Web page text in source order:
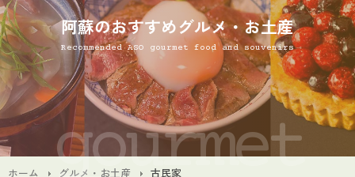
阿蘇のおすすめグルメ・お土産
Recommended ASO gourmet food and souvenirs
ホーム グルメ・お土産 古民家